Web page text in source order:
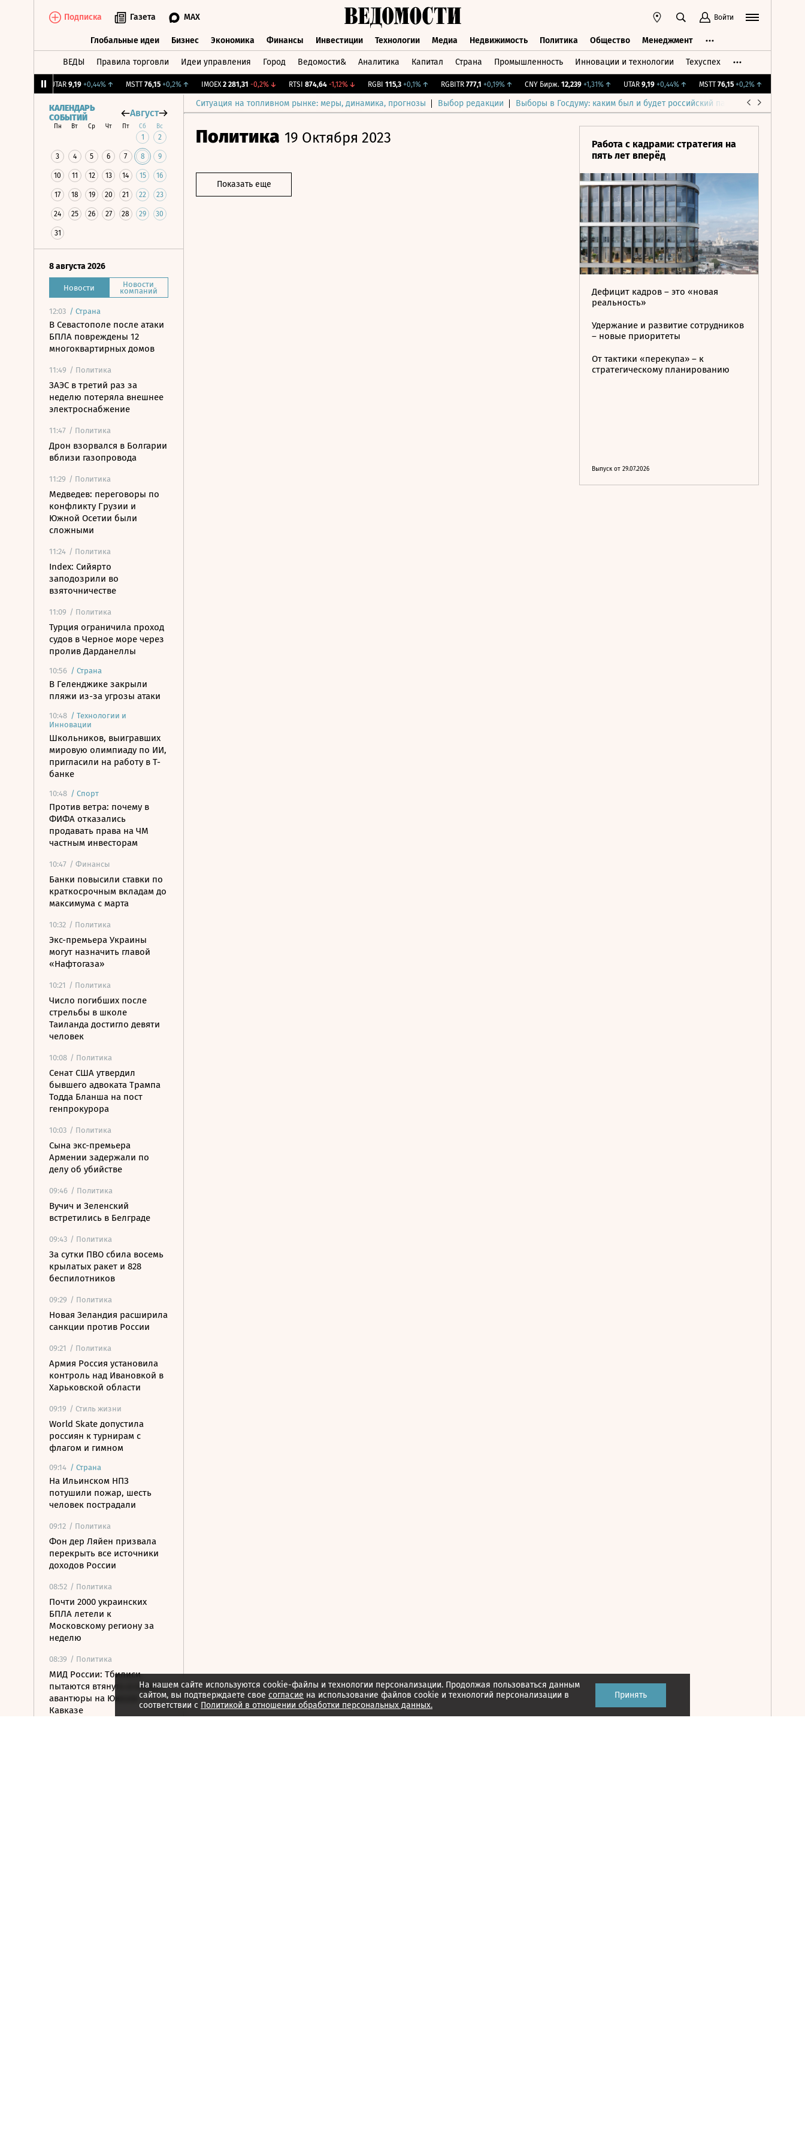
Подписка Газета MAX Войти
Глобальные идеи Бизнес Экономика Финансы Инвестиции Технологии Медиа Недвижимость Политика Общество Менеджмент
ВЕДЫ Правила торговли Идеи управления Город Ведомости& Аналитика Капитал Страна Промышленность Инновации и технологии Техуспех
UTAR 9,19 +0,44%↑ MSTT 76,15 +0,2%↑ IMOEX 2 281,31 -0,2%↓ RTSI 874,64 -1,12% ↓ RGBI 115,3 +0,1% ↑ RGBITR 777,1 +0,19% ↑ CNY Бирж. 12,239 +1,31%↑ UTAR 9,19 +0,44%↑ MSTT 76,15 +0,2%↑
Ситуация на топливном рынке: меры, динамика, прогнозы Выбор редакции Выборы в Госдуму: каким был и будет российский парламент
КАЛЕНДАРЬ
СОБЫТИЙ
Август
Пн Вт Ср Чт Пт Сб Вс
1 2
3 4 5 6 7 8 9
10 11 12 13 14 15 16
17 18 19 20 21 22 23
24 25 26 27 28 29 30
31
8 августа 2026
Новости Новости
компаний
12:03 / Страна
В Севастополе после атаки
БПЛА повреждены 12
многоквартирных домов
11:49 / Политика
ЗАЭС в третий раз за
неделю потеряла внешнее
электроснабжение
11:47 / Политика
Дрон взорвался в Болгарии
вблизи газопровода
11:29 / Политика
Медведев: переговоры по
конфликту Грузии и
Южной Осетии были
сложными
11:24 / Политика
Index: Сийярто
заподозрили во
взяточничестве
11:09 / Политика
Турция ограничила проход
судов в Черное море через
пролив Дарданеллы
10:56 / Страна
В Геленджике закрыли
пляжи из-за угрозы атаки
10:48 / Технологии и
Инновации
Школьников, выигравших
мировую олимпиаду по ИИ,
пригласили на работу в Т-
банке
10:48 / Спорт
Против ветра: почему в
ФИФА отказались
продавать права на ЧМ
частным инвесторам
10:47 / Финансы
Банки повысили ставки по
краткосрочным вкладам до
максимума с марта
10:32 / Политика
Экс-премьера Украины
могут назначить главой
«Нафтогаза»
10:21 / Политика
Число погибших после
стрельбы в школе
Таиланда достигло девяти
человек
10:08 / Политика
Сенат США утвердил
бывшего адвоката Трампа
Тодда Бланша на пост
генпрокурора
10:03 / Политика
Сына экс-премьера
Армении задержали по
делу об убийстве
09:46 / Политика
Вучич и Зеленский
встретились в Белграде
09:43 / Политика
За сутки ПВО сбила восемь
крылатых ракет и 828
беспилотников
09:29 / Политика
Новая Зеландия расширила
санкции против России
09:21 / Политика
Армия Россия установила
контроль над Ивановкой в
Харьковской области
09:19 / Стиль жизни
World Skate допустила
россиян к турнирам с
флагом и гимном
09:14 / Страна
На Ильинском НПЗ
потушили пожар, шесть
человек пострадали
09:12 / Политика
Фон дер Ляйен призвала
перекрыть все источники
доходов России
08:52 / Политика
Почти 2000 украинских
БПЛА летели к
Московскому региону за
неделю
08:39 / Политика
МИД России: Тбилиси
пытаются втянуть в новые
авантюры на Южном
Кавказе
Политика 19 Октября 2023
Показать еще
Работа с кадрами: стратегия на
пять лет вперёд
Дефицит кадров – это «новая
реальность»
Удержание и развитие сотрудников
– новые приоритеты
От тактики «перекупа» – к
стратегическому планированию
Выпуск от 29.07.2026
На нашем сайте используются cookie-файлы и технологии персонализации. Продолжая пользоваться данным
сайтом, вы подтверждаете свое согласие на использование файлов cookie и технологий персонализации в
соответствии с Политикой в отношении обработки персональных данных.
Принять